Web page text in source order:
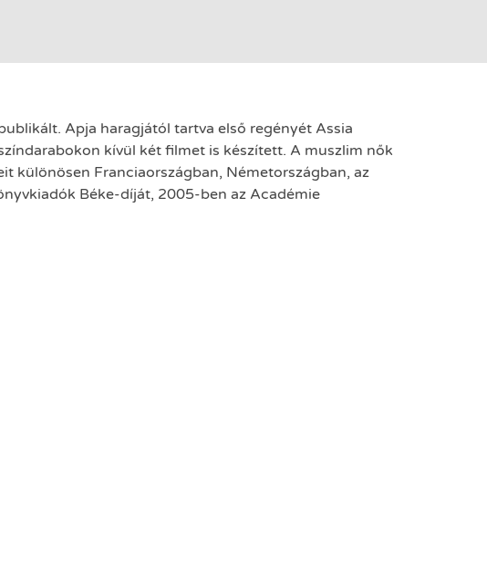
Apja haragjától tartva első regényét Assia
kívül két filmet is készített. A muszlim nők
különösen Franciaországban, Németországban, az
Béke-díját, 2005-ben az Académie